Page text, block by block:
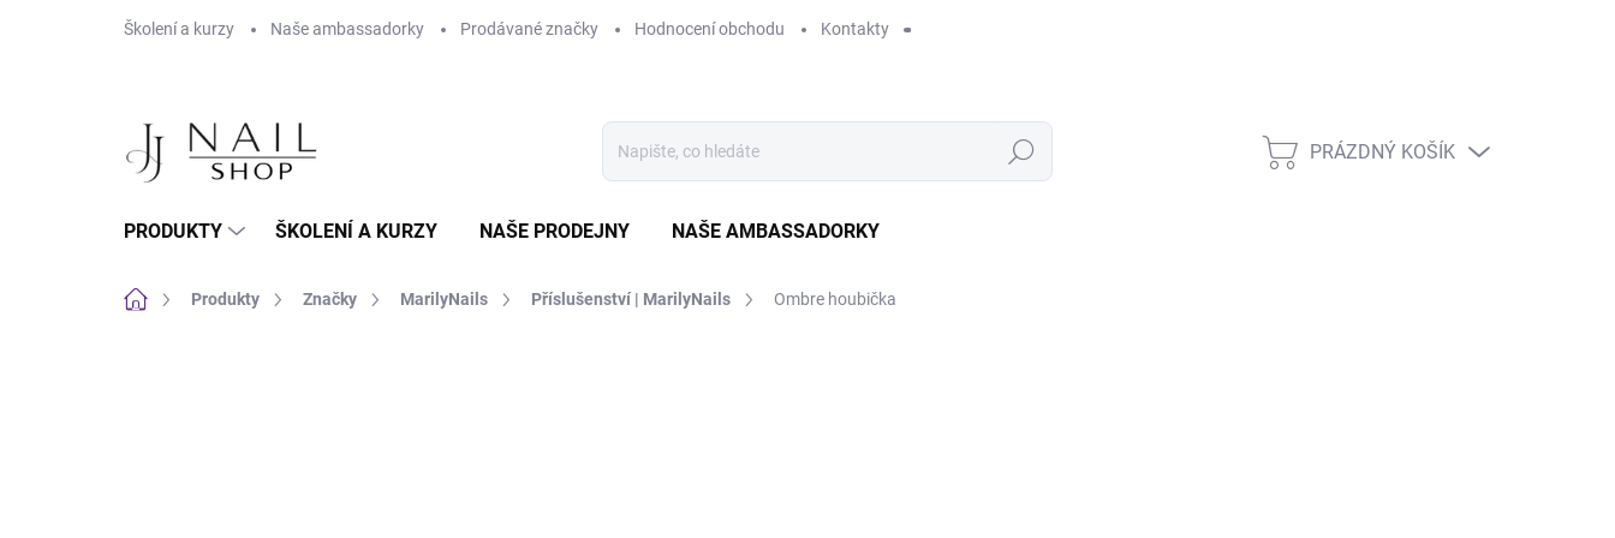
Školení a kurzy
Naše ambassadorky Prodávané značky Hodnocení obchodu Kontakty
Hledat NÁKUPNÍ KOŠÍK
PRÁZDNÝ KOŠÍK
PRODUKTY ŠKOLENÍ A KURZY NAŠE PRODEJNY NAŠE AMBASSADORKY
Domů Produkty Značky MarilyNails Příslušenství | MarilyNails Ombre houbička